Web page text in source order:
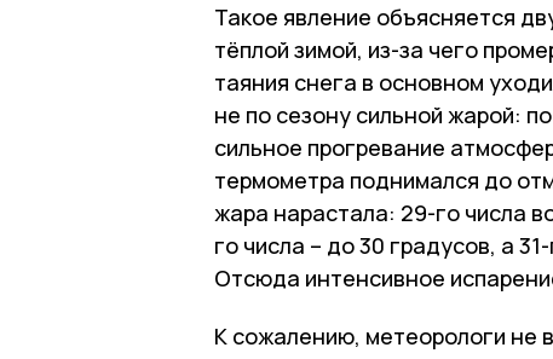
Такое явление объясняется
тёплой зимой, из-за чего
таяния снега в основном
не по сезону сильной жарой:
сильное прогревание
термометра поднимался до
жара нарастала: 29-го числа
го числа – до 30 градусов, а
Отсюда интенсивное
К сожалению, метеорологи не